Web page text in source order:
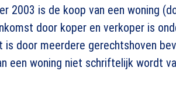
is de koop van een woning
door koper en verkoper is
door meerdere gerechtshoven
een woning niet schriftelijk wordt